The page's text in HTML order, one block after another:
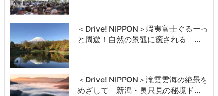
＜Drive! NIPPON＞蝦夷富士ぐるーっ
と周遊！自然の景観に癒される …
＜Drive! NIPPON＞滝雲雲海の絶景を
めざして 新潟・奥只見の秘境ド…